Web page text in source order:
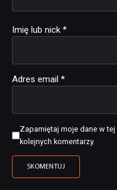
Imię lub nick *
Adres email *
Zapamiętaj moje dane w
kolejnych komentarzy.